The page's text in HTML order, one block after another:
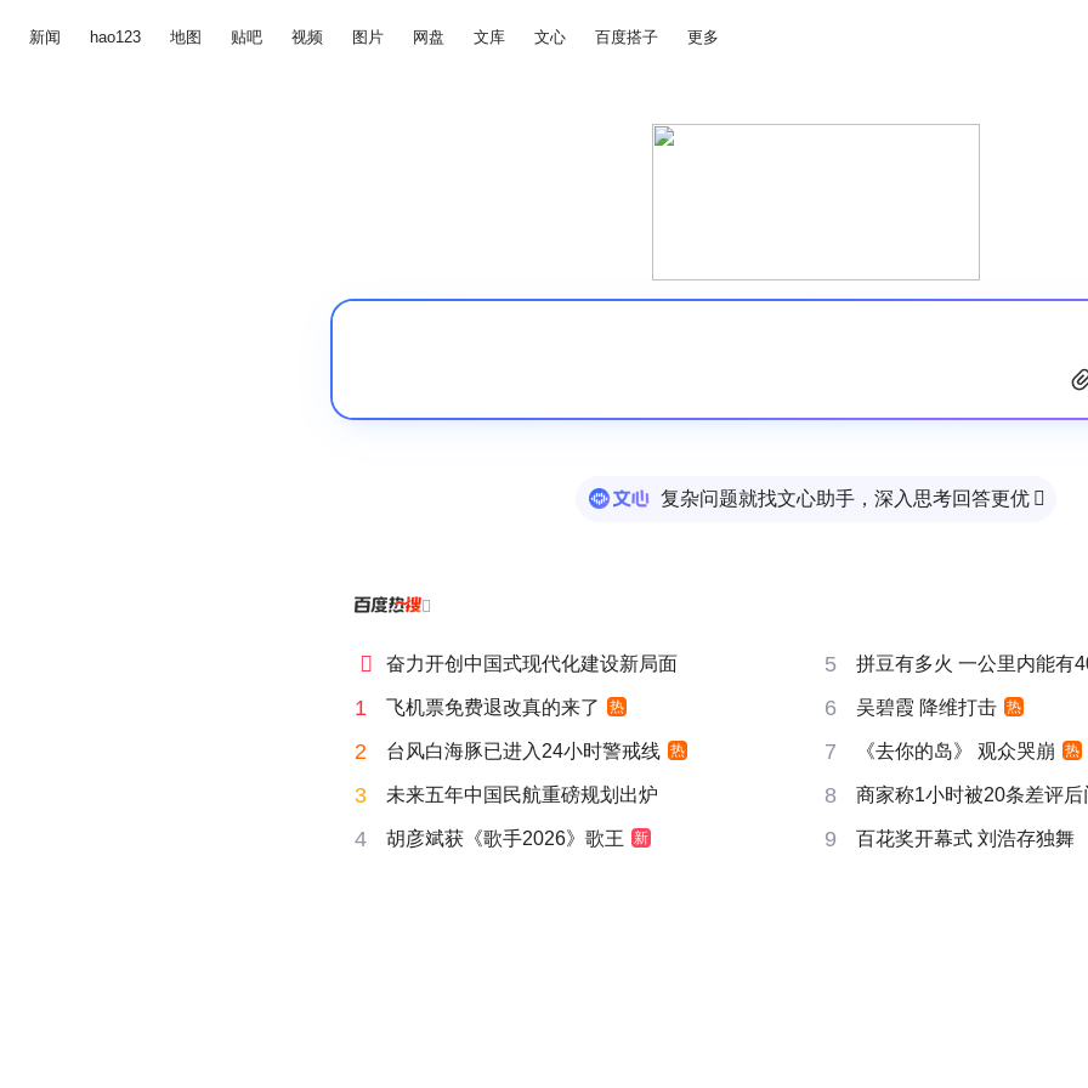
新闻 hao123 地图 贴吧 视频 图片 网盘 文库 文心 百度搭子 更多
复杂问题就找文心助手，深入思考回答更优 

 奋力开创中国式现代化建设新局面 5 拼豆有多火 一公里内能有
1 飞机票免费退改真的来了 热 6 吴碧霞 降维打击 热
2 台风白海豚已进入24小时警戒线 热 7 《去你的岛》 观众哭崩 热
3 未来五年中国民航重磅规划出炉 8 商家称1小时被20条差评后
4 胡彦斌获《歌手2026》歌王 新 9 百花奖开幕式 刘浩存独舞